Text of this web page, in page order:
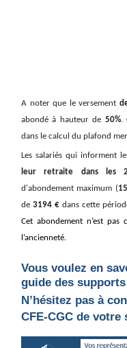
A noter que le versement
abondé à hauteur de 50%.
dans le calcul du plafond
Les salariés qui informent
leur retraite dans les
d'abondement maximum (
de 3194 € dans cette
Cet abondement n’est pas
l’ancienneté.
Vous voulez en
guide des supports
N’hésitez pas à
CFE-CGC de votre